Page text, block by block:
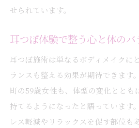
せられています。
耳つぼ体験で整う心と体のバ
耳つぼ施術は単なるボディメイクに
ランスも整える効果が期待できます
町の59歳女性も、体型の変化ととも
持てるようになったと語っています
レス軽減やリラックスを促す部位も